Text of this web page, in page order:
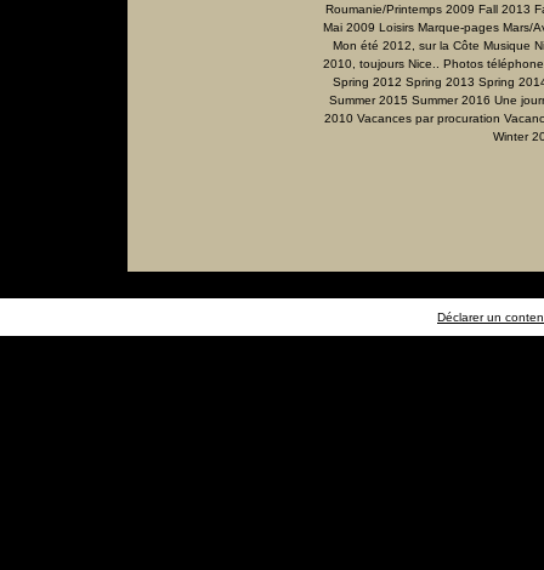
Roumanie/Printemps 2009 Fall 2013
Mai 2009 Loisirs Marque-pages Mars/
Mon été 2012, sur la Côte Musique
2010, toujours Nice.. Photos téléphone
Spring 2012 Spring 2013 Spring
Summer 2015 Summer 2016 Une
2010 Vacances par procuration
Winter
Déclarer un